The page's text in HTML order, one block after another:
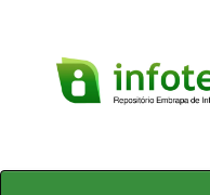
Skip